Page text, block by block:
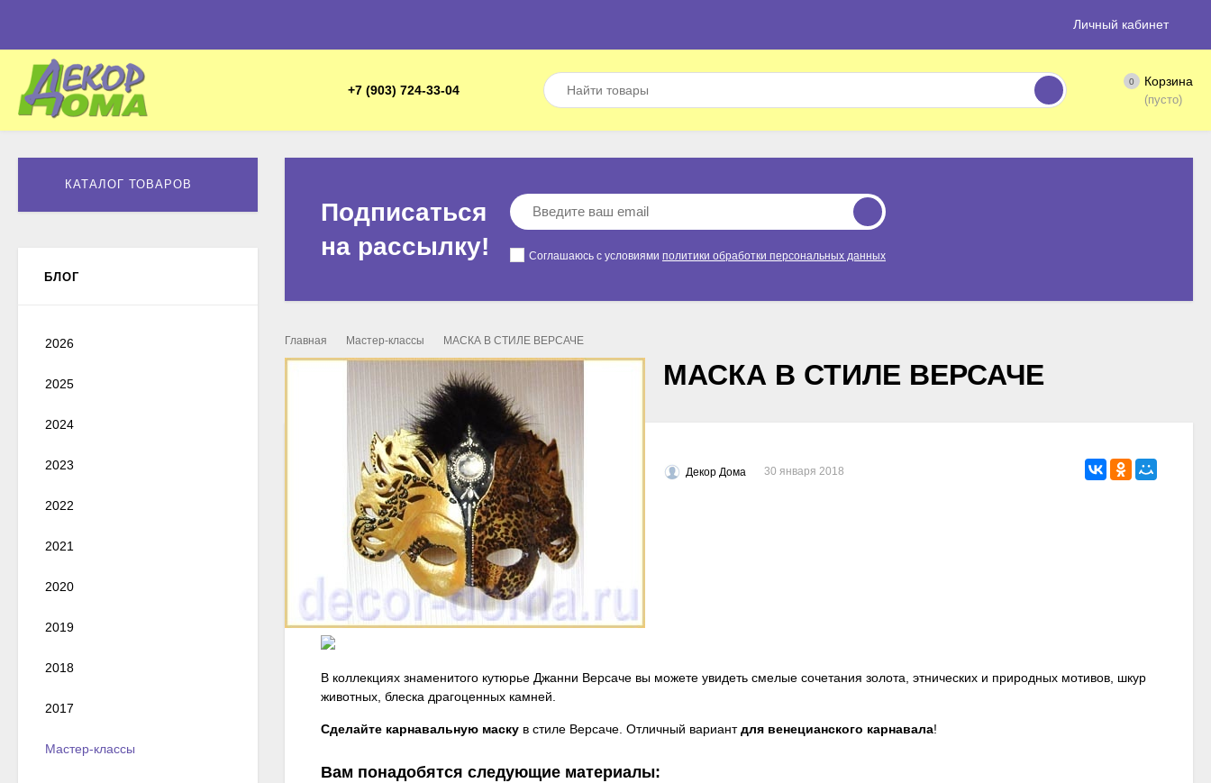
Личный кабинет
+7 (903) 724-33-04
0 Корзина
(пусто)
Подписаться
на рассылкy!
Соглашаюсь с условиями политики обработки персональных данных
Главная Мастер-классы МАСКА В СТИЛЕ ВЕРСАЧЕ
МАСКА В СТИЛЕ ВЕРСАЧЕ
Декор Дома 30 января 2018
В коллекциях знаменитого кутюрье Джанни Версаче вы можете увидеть смелые сочетания золота, этнических и природных мотивов, шкур
животных, блеска драгоценных камней.
Сделайте карнавальную маску в стиле Версаче. Отличный вариантдля венецианского карнавала!
Вам понадобятся следующие материалы:
КАТАЛОГ ТОВАРОВ
БЛОГ
2026
2025
2024
2023
2022
2021
2020
2019
2018
2017
Мастер-классы